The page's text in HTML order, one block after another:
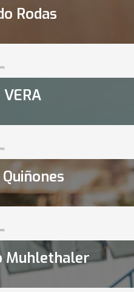
Rodas
VERA
Muhlethaler